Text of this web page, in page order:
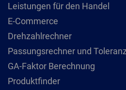
Leistungen für den Handel
E-Commerce
Drehzahlrechner
Passungsrechner und
GA-Faktor Berechnung
Produktfinder